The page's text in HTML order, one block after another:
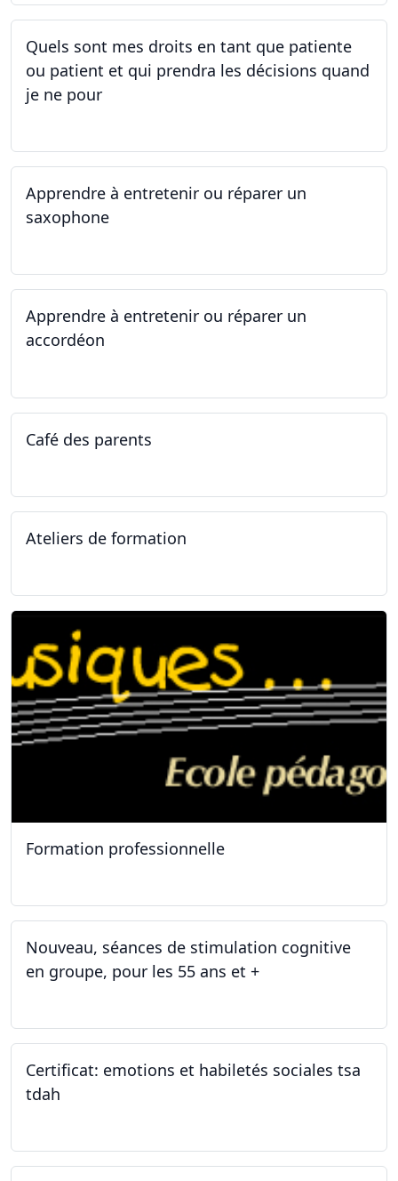
Quels sont mes droits en tant que patiente
ou patient et qui prendra les décisions quand
je ne pour
Apprendre à entretenir ou réparer un
saxophone
Apprendre à entretenir ou réparer un
accordéon
Café des parents
Ateliers de formation
Formation professionnelle
Nouveau, séances de stimulation cognitive
en groupe, pour les 55 ans et +
Certificat: emotions et habiletés sociales tsa
tdah